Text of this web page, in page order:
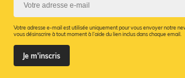
Votre adresse e-mail est utilisée uniquement pour vous envoyer notre
vous désinscrire à tout moment à l’aide du lien inclus dans chaque email.
Je m'inscris